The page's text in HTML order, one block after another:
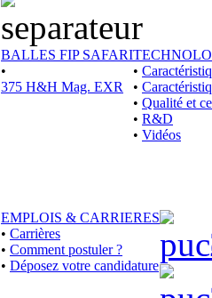
BALLES FIP SAFARI
•
375 H&H Mag. EXR
•
•
• Qualité et
• R&D
• Vidéos
EMPLOIS & CARRIERES
• Carrières
• Comment postuler ?
• Déposez votre candidature